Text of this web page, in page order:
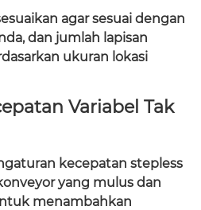
agar sesuai dengan
dan jumlah lapisan
ukuran lokasi
Variabel Tak
kecepatan stepless
yang mulus dan
menambahkan